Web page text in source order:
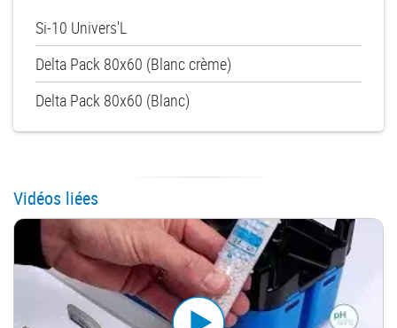
Si-10 Univers'L
Delta Pack 80x60 (Blanc crème)
Delta Pack 80x60 (Blanc)
Vidéos liées